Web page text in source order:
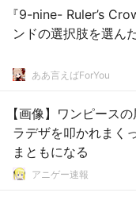
『9-nine- Ruler’s
ンドの選択肢を選ん
ああ言えばForYou
【画像】ワンピース
ラデザを叩かれまく
まともになる
アニゲー速報